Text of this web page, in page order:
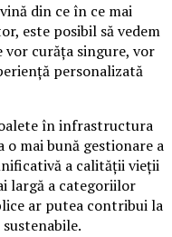
din ce în ce mai
este posibil să vedem
curăța singure, vor
personalizată
în infrastructura
mai bună gestionare a
a calității vieții
largă a categoriilor
ar putea contribui la